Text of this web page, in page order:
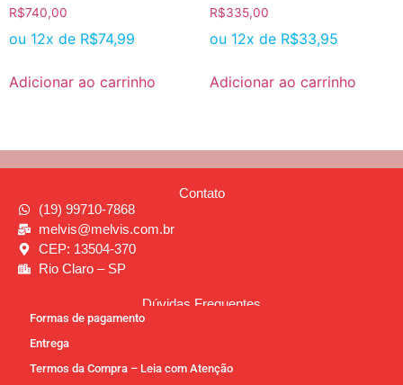
R$740,00
ou 12x de R$74,99
Adicionar ao carrinho
R$335,00
ou 12x de R$33,95
Adicionar ao carrinho
Contato
(19) 99710-7868
melvis@melvis.com.br
CEP: 13504-370
Rio Claro – SP
Dúvidas Frequentes
Formas de pagamento
Entrega
Termos da Compra – Leia com Atenção